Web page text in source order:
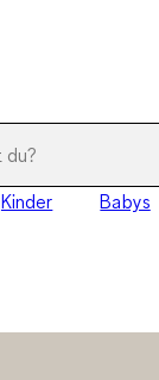
Kinder Babys